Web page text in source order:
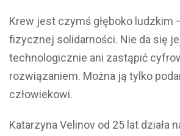
Krew jest czymś głęboko ludzkim
fizycznej solidarności. Nie da się
technologicznie ani zastąpić
rozwiązaniem. Można ją tylko
człowiekowi.
Katarzyna Velinov od 25 lat działa